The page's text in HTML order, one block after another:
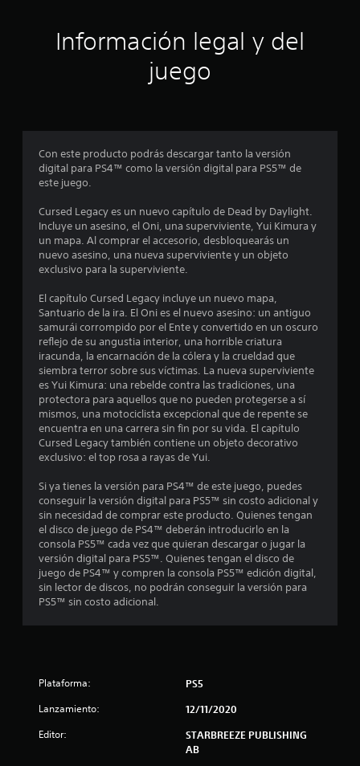
r
e
t
o
t
a
l
d
e
3
0
c
a
i
Información legal y del
juego
Con este producto podrás descargar tanto la versión
digital para PS4™ como la versión digital para PS5™ de
este juego.
Cursed Legacy es un nuevo capítulo de Dead by Daylight.
Incluye un asesino, el Oni, una superviviente, Yui Kimura y
un mapa. Al comprar el accesorio, desbloquearás un
nuevo asesino, una nueva superviviente y un objeto
exclusivo para la superviviente.
El capítulo Cursed Legacy incluye un nuevo mapa,
Santuario de la ira. El Oni es el nuevo asesino: un antiguo
samurái corrompido por el Ente y convertido en un oscuro
reflejo de su angustia interior, una horrible criatura
iracunda, la encarnación de la cólera y la crueldad que
siembra terror sobre sus víctimas. La nueva superviviente
es Yui Kimura: una rebelde contra las tradiciones, una
protectora para aquellos que no pueden protegerse a sí
mismos, una motociclista excepcional que de repente se
encuentra en una carrera sin fin por su vida. El capítulo
Cursed Legacy también contiene un objeto decorativo
exclusivo: el top rosa a rayas de Yui.
Si ya tienes la versión para PS4™ de este juego, puedes
conseguir la versión digital para PS5™ sin costo adicional y
sin necesidad de comprar este producto. Quienes tengan
el disco de juego de PS4™ deberán introducirlo en la
consola PS5™ cada vez que quieran descargar o jugar la
versión digital para PS5™. Quienes tengan el disco de
juego de PS4™ y compren la consola PS5™ edición digital,
sin lector de discos, no podrán conseguir la versión para
PS5™ sin costo adicional.
Plataforma: PS5
Lanzamiento: 12/11/2020
Editor:
STARBREEZE PUBLISHING
AB